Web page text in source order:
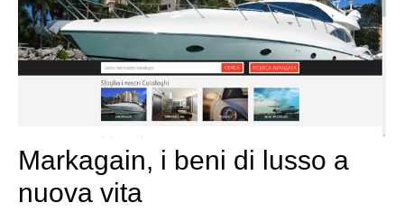
Markagain, i beni di lusso a
nuova vita